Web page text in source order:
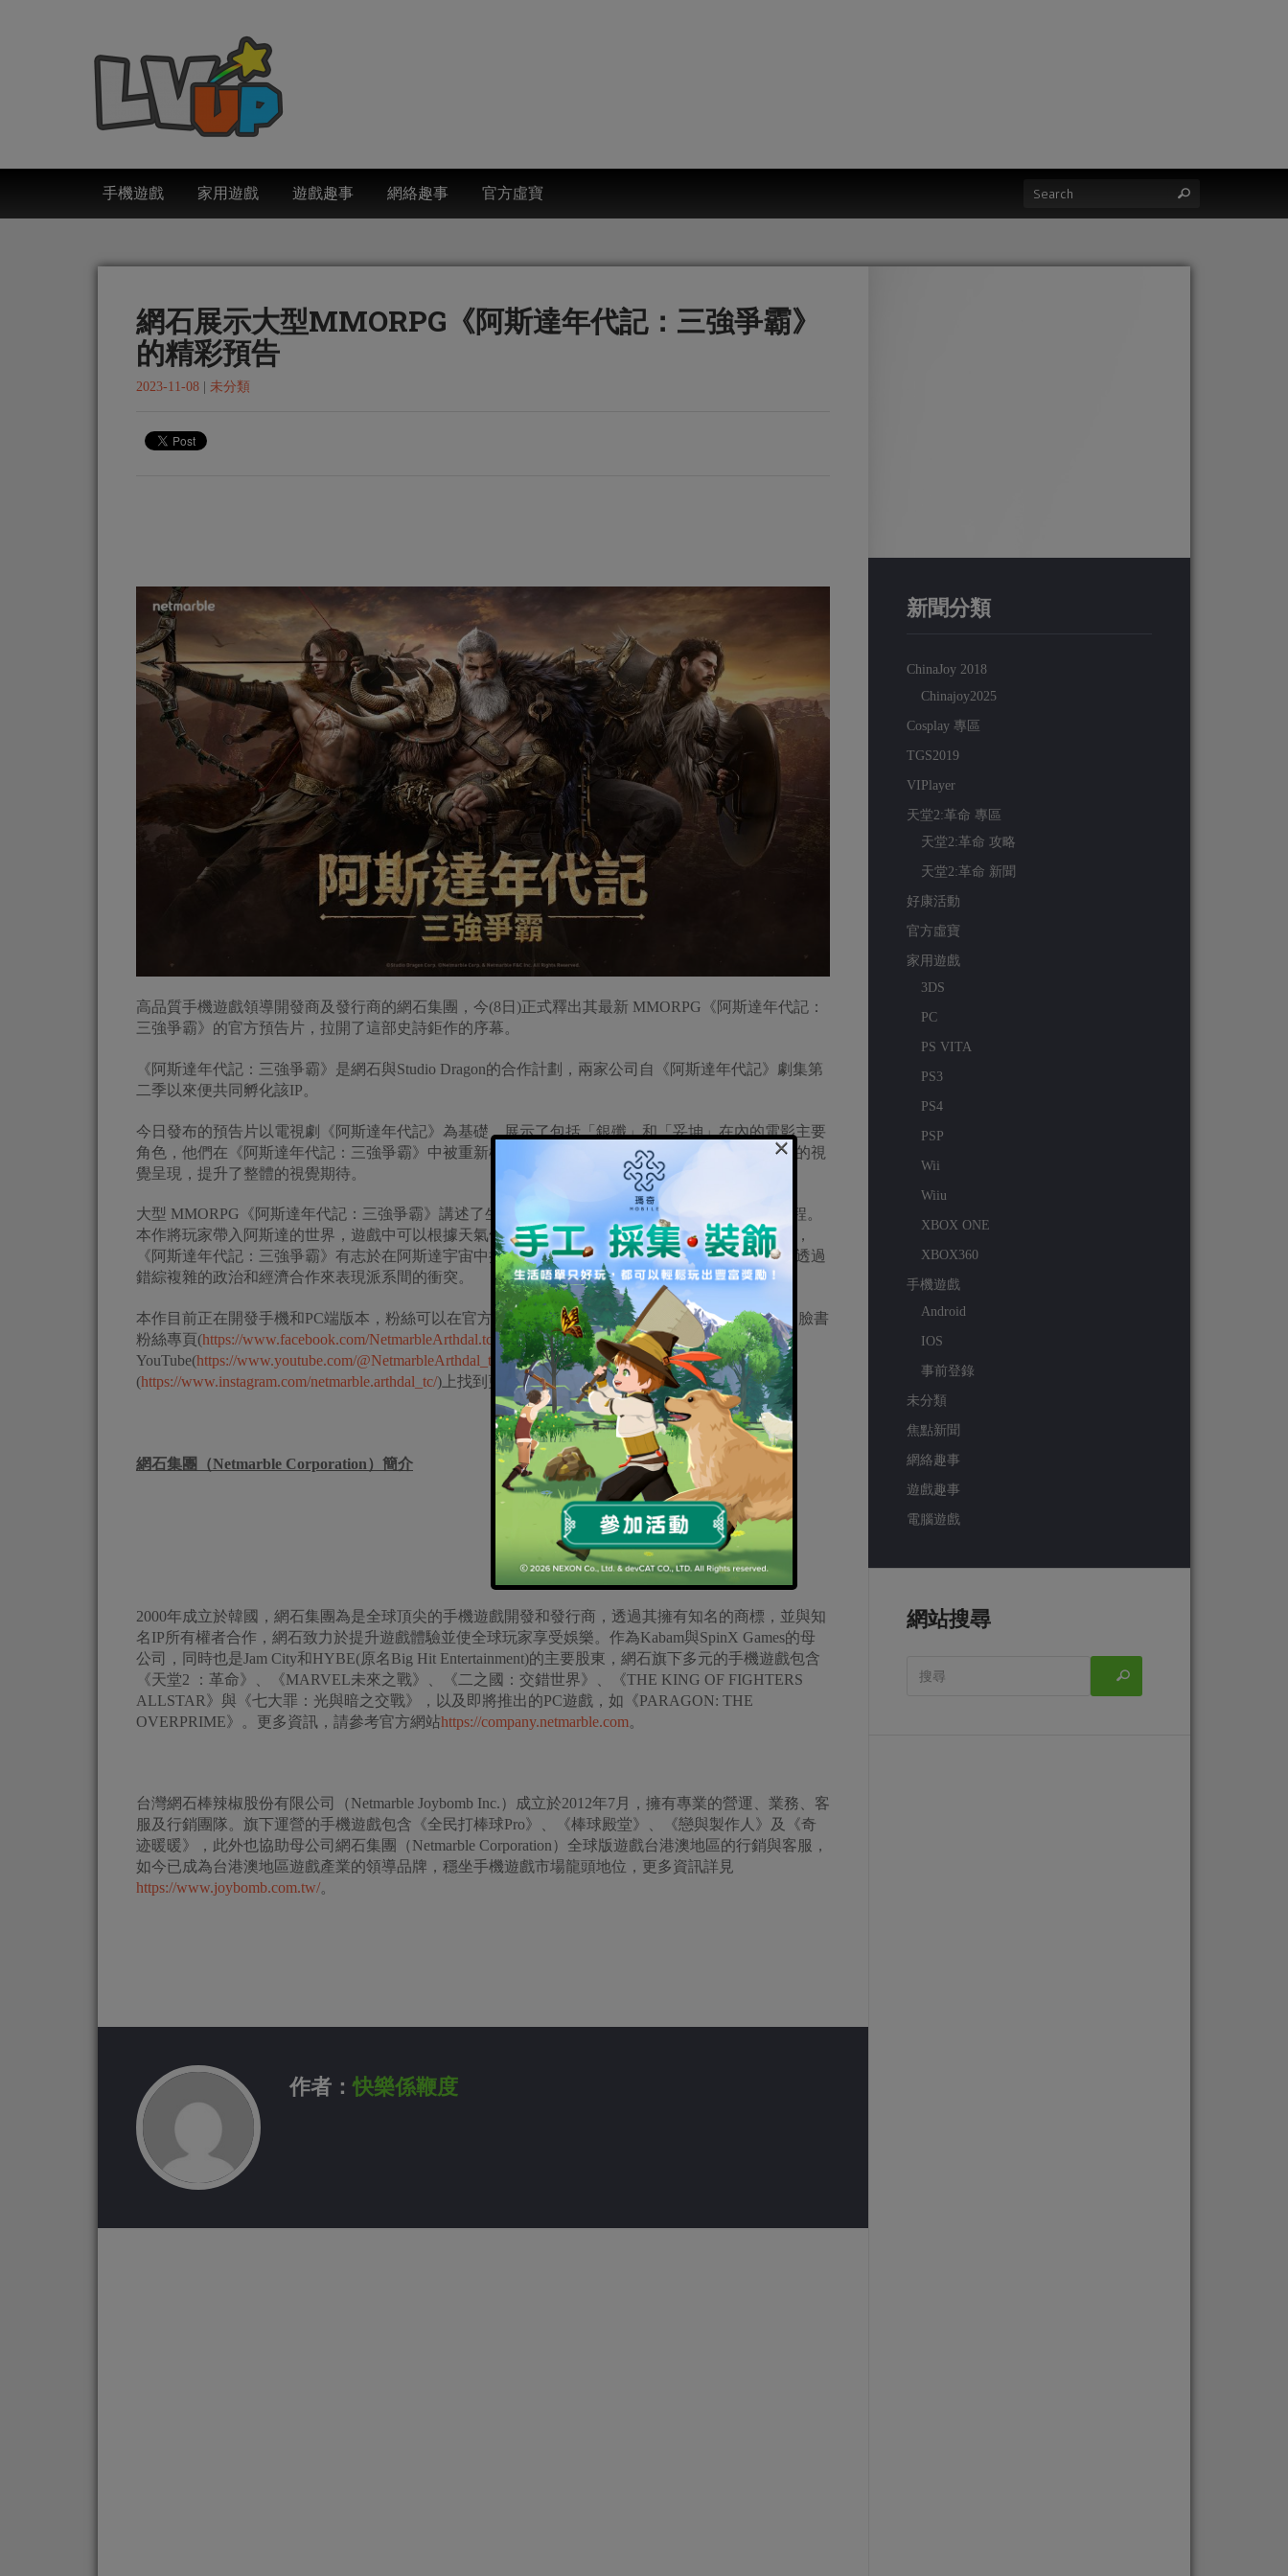
手機遊戲 家用遊戲 遊戲趣事 網絡趣事 官方虛寶
網石展示大型MMORPG《阿斯達年代記：三強爭霸》
的精彩預告
2023-11-08 未分類
高品質手機遊戲領導開發商及發行商的網石集團，今(8日)正式釋出其最新 MMORPG《阿斯達年代記：
三強爭霸》的官方預告片，拉開了這部史詩鉅作的序幕。
《阿斯達年代記：三強爭霸》是網石與Studio Dragon的合作計劃，兩家公司自《阿斯達年代記》劇集第
二季以來便共同孵化該IP。
今日發布的預告片以電視劇《阿斯達年代記》為基礎，展示了包括「銀殲」和「妥坤」在內的電影主要
角色，他們在《阿斯達年代記：三強爭霸》中被重新構思。特別是，作品中的大規模戰鬥以高品質的視
覺呈現，提升了整體的視覺期待。
大型 MMORPG《阿斯達年代記：三強爭霸》講述了生為伊格特的主角為尋求對滅村仇敵復仇的旅程。
本作將玩家帶入阿斯達的世界，遊戲中可以根據天氣條件更換服裝、建造、收集資源和烹飪。此外，
《阿斯達年代記：三強爭霸》有志於在阿斯達宇宙中提供真實的社會體驗，包括激烈的競爭，以及透過
錯綜複雜的政治和經濟合作來表現派系間的衝突。
本作目前正在開發手機和PC端版本，粉絲可以在官方預告網站(https://arthdal.netmarble.com/tc)，以及臉書
粉絲專頁(https://www.facebook.com/NetmarbleArthdal.tc/ )、
YouTube(https://www.youtube.com/@NetmarbleArthdal_tc )與Instagram
(https://www.instagram.com/netmarble.arthdal_tc/)上找到更多資訊。
網石集團（Netmarble Corporation）簡介
2000年成立於韓國，網石集團為是全球頂尖的手機遊戲開發和發行商，透過其擁有知名的商標，並與知
名IP所有權者合作，網石致力於提升遊戲體驗並使全球玩家享受娛樂。作為Kabam與SpinX Games的母
公司，同時也是Jam City和HYBE(原名Big Hit Entertainment)的主要股東，網石旗下多元的手機遊戲包含
《天堂2 ：革命》、《MARVEL未來之戰》、《二之國：交錯世界》、《THE KING OF FIGHTERS
ALLSTAR》與《七大罪：光與暗之交戰》，以及即將推出的PC遊戲，如《PARAGON: THE
OVERPRIME》。更多資訊，請參考官方網站https://company.netmarble.com。
台灣網石棒辣椒股份有限公司（Netmarble Joybomb Inc.）成立於2012年7月，擁有專業的營運、業務、客
服及行銷團隊。旗下運營的手機遊戲包含《全民打棒球Pro》、《棒球殿堂》、《戀與製作人》及《奇
迹暖暖》，此外也協助母公司網石集團（Netmarble Corporation）全球版遊戲台港澳地區的行銷與客服，
如今已成為台港澳地區遊戲產業的領導品牌，穩坐手機遊戲市場龍頭地位，更多資訊詳見
https://www.joybomb.com.tw/。
作者：快樂係鞭度
新聞分類
ChinaJoy 2018
Chinajoy2025
Cosplay 專區
TGS2019
VIPlayer
天堂2:革命 專區
天堂2:革命 攻略
天堂2:革命 新聞
好康活動
官方虛寶
家用遊戲
3DS
PC
PS VITA
PS3
PS4
PSP
Wii
Wiiu
XBOX ONE
XBOX360
手機遊戲
Android
IOS
事前登錄
未分類
焦點新聞
網絡趣事
遊戲趣事
電腦遊戲
網站搜尋
×